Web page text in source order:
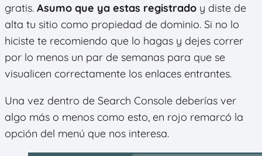
gratis. Asumo que ya estas registrado y diste de
alta tu sitio como propiedad de dominio. Si no lo
hiciste te recomiendo que lo hagas y dejes correr
por lo menos un par de semanas para que se
visualicen correctamente los enlaces entrantes.
Una vez dentro de Search Console deberías ver
algo más o menos como esto, en rojo remarcó la
opción del menú que nos interesa.